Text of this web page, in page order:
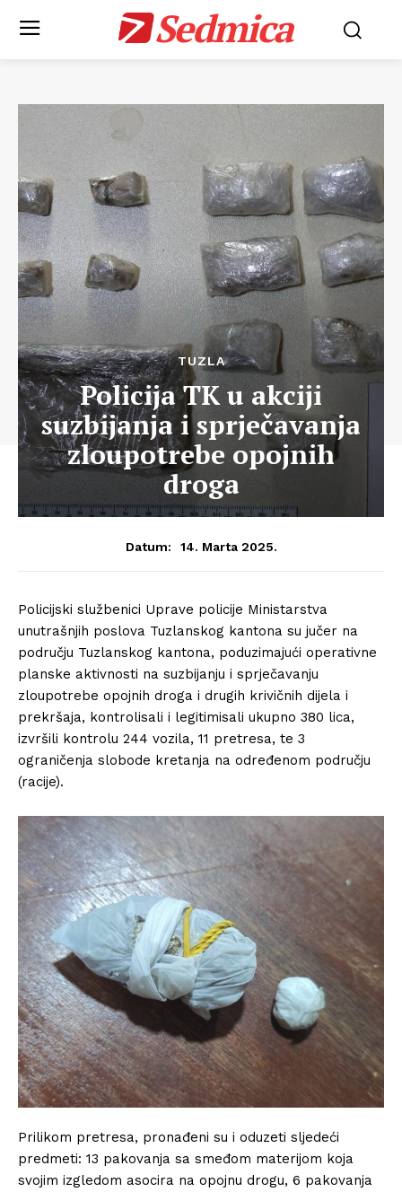
Sedmica
TUZLA
Policija TK u akciji
suzbijanja i sprječavanja
zloupotrebe opojnih
droga
Datum: 14. Marta 2025.
Policijski službenici Uprave policije Ministarstva
unutrašnjih poslova Tuzlanskog kantona su jučer na
području Tuzlanskog kantona, poduzimajući operativne
planske aktivnosti na suzbijanju i sprječavanju
zloupotrebe opojnih droga i drugih krivičnih dijela i
prekršaja, kontrolisali i legitimisali ukupno 380 lica,
izvršili kontrolu 244 vozila, 11 pretresa, te 3
ograničenja slobode kretanja na određenom području
(racije).
Prilikom pretresa, pronađeni su i oduzeti sljedeći
predmeti: 13 pakovanja sa smeđom materijom koja
svojim izgledom asocira na opojnu drogu, 6 pakovanja